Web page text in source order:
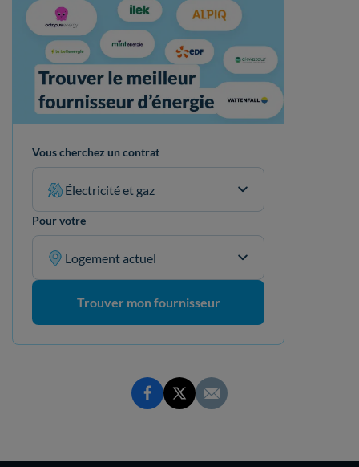
Vous cherchez un contrat
Électricité et gaz
Pour votre
Logement actuel
Trouver mon fournisseur